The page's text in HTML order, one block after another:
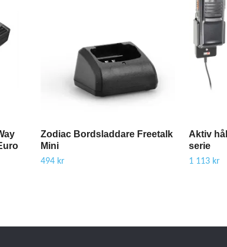
Zodiac Bordsladdare Freetalk
Mini
494 kr
Aktiv
serie
1 113 kr